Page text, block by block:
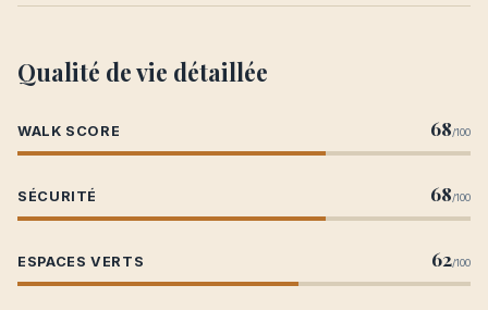
Qualité de vie détaillée
WALK SCORE 68/100
SÉCURITÉ 68/100
ESPACES VERTS 62/100